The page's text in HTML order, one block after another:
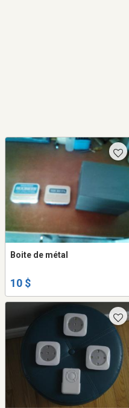
Boite de métal
10 $